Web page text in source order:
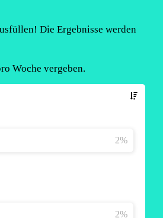
Die Ergebnisse werden
Woche vergeben.